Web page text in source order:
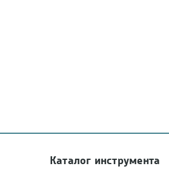
Каталог инструмента